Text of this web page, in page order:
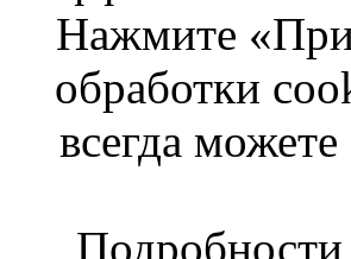
Нажмите
обработки
всегда
Подробности